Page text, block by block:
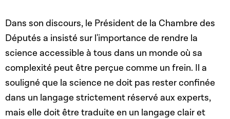
Dans son discours, le Président de la Chambre des
Députés a insisté sur l'importance de rendre la
science accessible à tous dans un monde où sa
complexité peut être perçue comme un frein. Il a
souligné que la science ne doit pas rester confinée
dans un langage strictement réservé aux experts,
mais elle doit être traduite en un langage clair et